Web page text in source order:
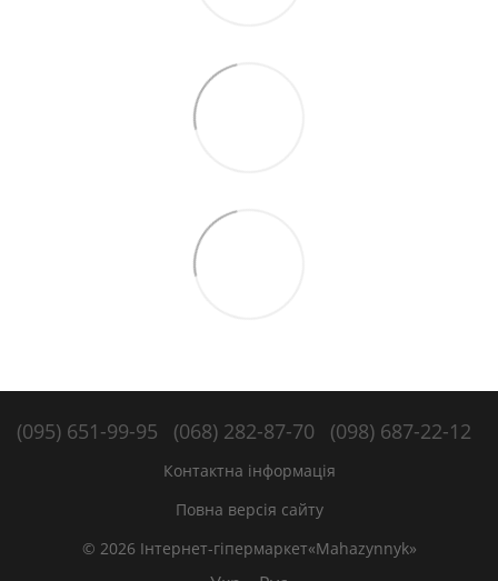
(095) 651-99-95 (068) 282-87-70 (098) 687-22-12
Контактна інформація
Повна версія сайту
© 2026 Інтернет-гіпермаркет«Mahazynnyk»